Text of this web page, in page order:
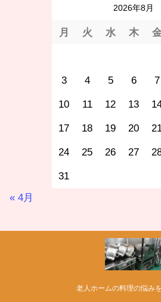
2026年8月
月 火 水 木
3 4 5 6 7
10 11 12 13
17 18 19 20
24 25 26 27
31
« 4月
老人ホームの料理の悩み